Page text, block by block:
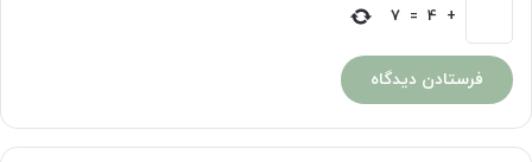
+
4
=
7